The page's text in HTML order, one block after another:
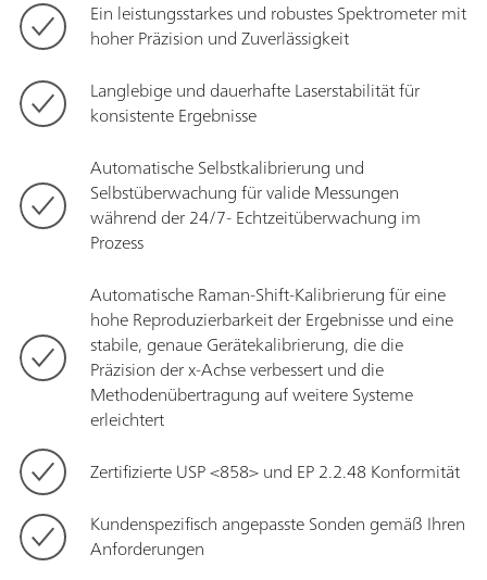
Ein leistungsstarkes und robustes Spektrometer mit
hoher Präzision und Zuverlässigkeit
Langlebige und dauerhafte Laserstabilität für
konsistente Ergebnisse
Automatische Selbstkalibrierung und
Selbstüberwachung für valide Messungen
während der 24/7- Echtzeitüberwachung im
Prozess
Automatische Raman-Shift-Kalibrierung für eine
hohe Reproduzierbarkeit der Ergebnisse und eine
stabile, genaue Gerätekalibrierung, die die
Präzision der x-Achse verbessert und die
Methodenübertragung auf weitere Systeme
erleichtert
Zertifizierte USP <858> und EP 2.2.48 Konformität
Kundenspezifisch angepasste Sonden gemäß Ihren
Anforderungen